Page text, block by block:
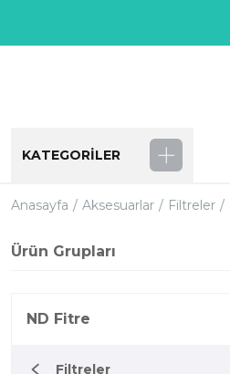
KATEGORİLER
Anasayfa Aksesuarlar Filtreler
Ürün Grupları
ND Fitre
Filtreler